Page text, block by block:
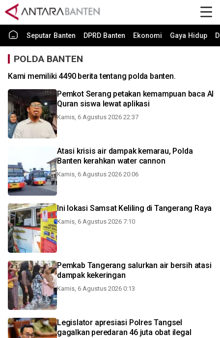
Seputar Banten DPRD Banten Ekonomi Gaya Hidup
POLDA BANTEN
Kami memiliki 4490 berita tentang polda banten.
Pemkot Serang petakan kemampuan baca Al
Quran siswa lewat aplikasi
Kamis, 6 Agustus 2026 22:37
Atasi krisis air dampak kemarau, Polda
Banten kerahkan water cannon
Kamis, 6 Agustus 2026 20:06
Ini lokasi Samsat Keliling di Tangerang Raya
Kamis, 6 Agustus 2026 7:10
Pemkab Tangerang salurkan air bersih atasi
dampak kekeringan
Kamis, 6 Agustus 2026 0:13
Legislator apresiasi Polres Tangsel
gagalkan peredaran 46 juta obat ilegal